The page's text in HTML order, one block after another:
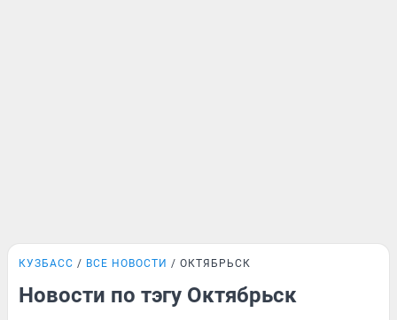
КУЗБАСС ВСЕ НОВОСТИ ОКТЯБРЬСК
Новости по тэгу Октябрьск